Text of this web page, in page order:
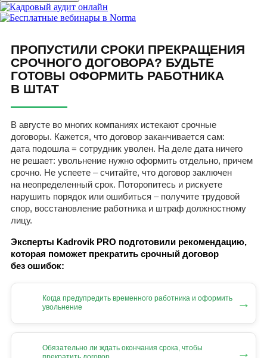
ПРОПУСТИЛИ СРОКИ ПРЕКРАЩЕНИЯ
СРОЧНОГО ДОГОВОРА? БУДЬТЕ
ГОТОВЫ ОФОРМИТЬ РАБОТНИКА
В ШТАТ
В августе во многих компаниях истекают срочные
договоры. Кажется, что договор заканчивается сам:
дата подошла = сотрудник уволен. На деле дата ничего
не решает: увольнение нужно оформить отдельно, причем
срочно. Не успеете – считайте, что договор заключен
на неопределенный срок. Поторопитесь и рискуете
нарушить порядок или ошибиться – получите трудовой
спор, восстановление работника и штраф должностному
лицу.
Эксперты Kadrovik PRO подготовили рекомендацию,
которая поможет прекратить срочный договор
без ошибок:
Когда предупредить временного работника и оформить
увольнение
→
Обязательно ли ждать окончания срока, чтобы
→